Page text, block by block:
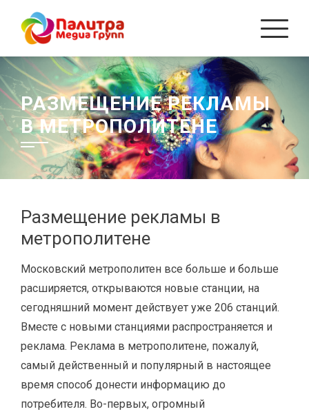
Перейти
содержанию
РАЗМЕЩЕНИЕ РЕКЛАМЫ
В МЕТРОПОЛИТЕНЕ
Размещение рекламы в
метрополитене
Московский метрополитен все больше и больше
расширяется, открываются новые станции, на
сегодняшний момент действует уже 206 станций.
Вместе с новыми станциями распространяется и
реклама. Реклама в метрополитене, пожалуй,
самый действенный и популярный в настоящее
время способ донести информацию до
потребителя. Во-первых, огромный